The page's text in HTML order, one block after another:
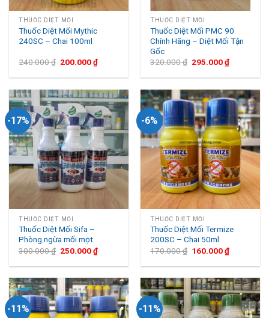
THUỐC DIỆT MỐI
Thuốc Diệt Mối Mythic
240SC – Chai 100ml
240.000₫ 200.000₫
THUỐC DIỆT MỐI
Thuốc Diệt Mối PMC 90
Chính Hãng – Diệt Mối Tận
Gốc
320.000₫ 295.000₫
-17%
THUỐC DIỆT MỐI
Thuốc Diệt Mối Sifa –
Phòng ngừa mối mọt
300.000₫ 250.000₫
-6%
THUỐC DIỆT MỐI
Thuốc Diệt Mối Termize
200SC – Chai 50ml
170.000₫ 160.000₫
-11% -11%